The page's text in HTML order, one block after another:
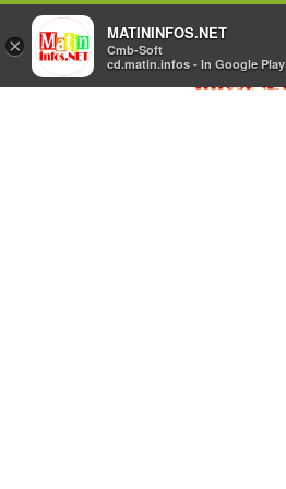
×
MATININFOS.NET
Cmb-Soft
cd.matin.infos - In Google Play